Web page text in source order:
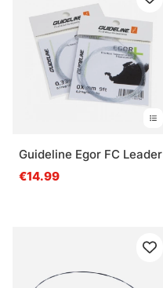
Guideline Egor FC Leader
€14.99